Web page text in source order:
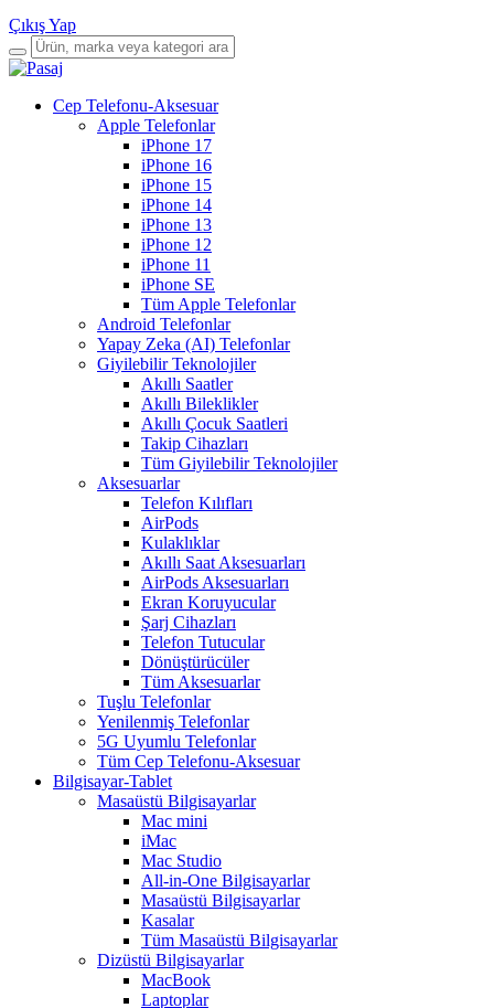
Çıkış Yap
Cep Telefonu-Aksesuar
Apple Telefonlar
iPhone 17
iPhone 16
iPhone 15
iPhone 14
iPhone 13
iPhone 12
iPhone 11
iPhone SE
Tüm Apple Telefonlar
Android Telefonlar
Yapay Zeka (AI) Telefonlar
Giyilebilir Teknolojiler
Akıllı Saatler
Akıllı Bileklikler
Akıllı Çocuk Saatleri
Takip Cihazları
Tüm Giyilebilir Teknolojiler
Aksesuarlar
Telefon Kılıfları
AirPods
Kulaklıklar
Akıllı Saat Aksesuarları
AirPods Aksesuarları
Ekran Koruyucular
Şarj Cihazları
Telefon Tutucular
Dönüştürücüler
Tüm Aksesuarlar
Tuşlu Telefonlar
Yenilenmiş Telefonlar
5G Uyumlu Telefonlar
Tüm Cep Telefonu-Aksesuar
Bilgisayar-Tablet
Masaüstü Bilgisayarlar
Mac mini
iMac
Mac Studio
All-in-One Bilgisayarlar
Masaüstü Bilgisayarlar
Kasalar
Tüm Masaüstü Bilgisayarlar
Dizüstü Bilgisayarlar
MacBook
Laptoplar